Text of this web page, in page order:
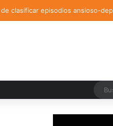
de investigación en Argentina